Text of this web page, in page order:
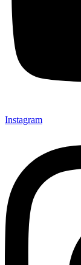
Instagram